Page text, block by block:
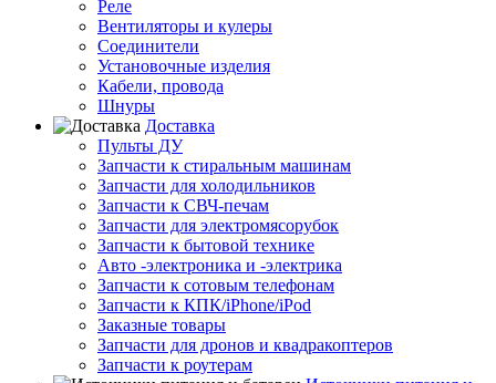
Реле
Вентиляторы и кулеры
Соединители
Установочные изделия
Кабели, провода
Шнуры
Доставка
Пульты ДУ
Запчасти к стиральным машинам
Запчасти для холодильников
Запчасти к СВЧ-печам
Запчасти для электромясорубок
Запчасти к бытовой технике
Авто -электроника и -электрика
Запчасти к сотовым телефонам
Запчасти к КПК/iPhone/iPod
Заказные товары
Запчасти для дронов и квадракоптеров
Запчасти к роутерам